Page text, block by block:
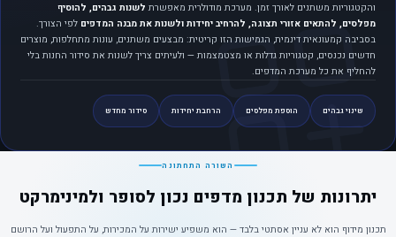
והקטגוריות משתנים לאורך זמן. מערכת מודולרית מאפשרת לשנות גבהים, להוסיף
מפלסים, להתאים אזורי תצוגה, להרחיב יחידות ולשנות את מבנה המדפים לפי הצורך.
בסביבה קמעונאית דינמית, הגמישות הזו קריטית: מבצעים משתנים, עונות מתחלפות, מוצרים
חדשים נכנסים, קטגוריות גדלות או מצטמצמות — ולעיתים צריך לשנות את סידור החנות בלי
להחליף את כל מערכת המדפים.
שינוי גבהים הוספת מפלסים הרחבת יחידות סידור מחדש
השורה התחתונה
יתרונות של תכנון מדפים נכון לסופר ולמינימרקט
תכנון מידוף הוא לא עניין אסתטי בלבד — הוא משפיע ישירות על המכירות, על התפעול ועל הרושם